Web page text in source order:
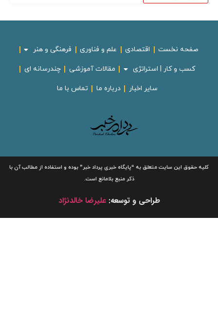
صفحه نخست اقتصادی علم و فناوری فرهنگی و هنر
کسب و کار | استراتژی مقالات آموزشی چندرسانه ای
سایر اخبار درباره ما تماس با ما
کلیه حقوق این سایت متعلق به“پایگاه خبریپرداد خبر”بوده و استفاده از مطالب آن با
ذکر منبع بلامانع است.
طراحی و توسعه:علیرضا خالدنژاد